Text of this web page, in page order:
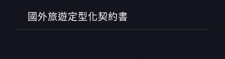
連線設備的 IP 位址、使用時間、使用的瀏覽器、瀏覽及點
國外旅遊定型化契約書